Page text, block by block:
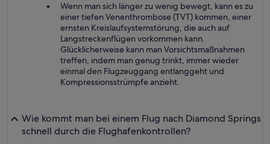
Wenn man sich länger zu wenig bewegt, kann es zu
einer tiefen Venenthrombose (TVT) kommen, einer
ernsten Kreislaufsystemstörung, die auch auf
Langstreckenflügen vorkommen kann.
Glücklicherweise kann man Vorsichtsmaßnahmen
treffen, indem man genug trinkt, immer wieder
einmal den Flugzeuggang entlanggeht und
Kompressionsstrümpfe anzieht.
Wie kommt man bei einem Flug nach Diamond Springs
schnell durch die Flughafenkontrollen?